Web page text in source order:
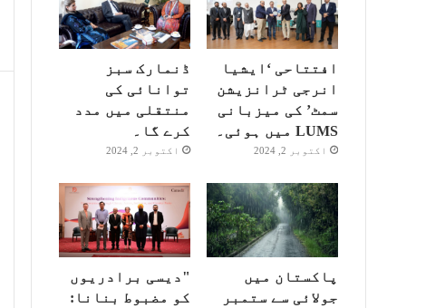
افتتاحی ‘ایشیا
انرجی ٹرانزیشن
سمٹ’ کی میزبانی
LUMS میں ہوئی۔
اکتوبر 2, 2024
ڈنمارک سبز
توانائی کی
منتقلی میں مدد
کرے گا۔
اکتوبر 2, 2024
پاکستان میں
جولائی سے ستمبر
"دیسی برادریوں
کو مضبوط بنانا: